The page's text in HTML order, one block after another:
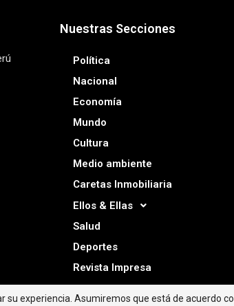
Nuestras Secciones
Política
Nacional
Economía
Mundo
Cultura
Medio ambiente
Caretas Inmobiliaria
Ellos & Ellas
Salud
Deportes
Revista Impresa
su experiencia. Asumiremos que está de acuerdo